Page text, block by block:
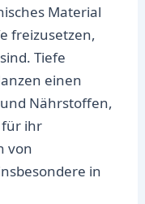
Material
freizusetzen,
Tiefe
einen
Nährstoffen,
für ihr
von
in